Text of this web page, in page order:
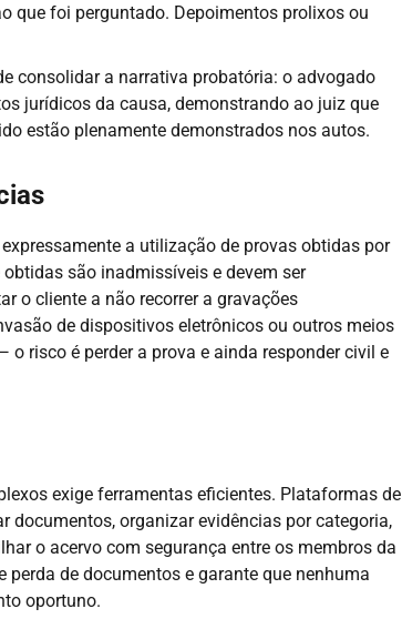
que foi perguntado. Depoimentos prolixos ou
consolidar a narrativa probatória: o advogado
jurídicos da causa, demonstrando ao juiz que
estão plenamente demonstrados nos autos.
a utilização de provas obtidas por
são inadmissíveis e devem ser
o cliente a não recorrer a gravações
de dispositivos eletrônicos ou outros meios
risco é perder a prova e ainda responder civil e
exige ferramentas eficientes. Plataformas de
organizar evidências por categoria,
o acervo com segurança entre os membros da
de documentos e garante que nenhuma
oportuno.